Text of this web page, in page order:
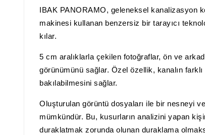
IBAK PANORAMO, geleneksel kanalizasyon
makinesi kullanan benzersiz bir tarayıcı
kılar.
5 cm aralıklarla çekilen fotoğraflar, ön ve
görünümünü sağlar. Özel özellik, kanalın
bakılabilmesini sağlar.
Oluşturulan görüntü dosyaları ile bir nesneyi
mümkündür. Bu, kusurların analizini yapan
duraklatmak zorunda olunan duraklama